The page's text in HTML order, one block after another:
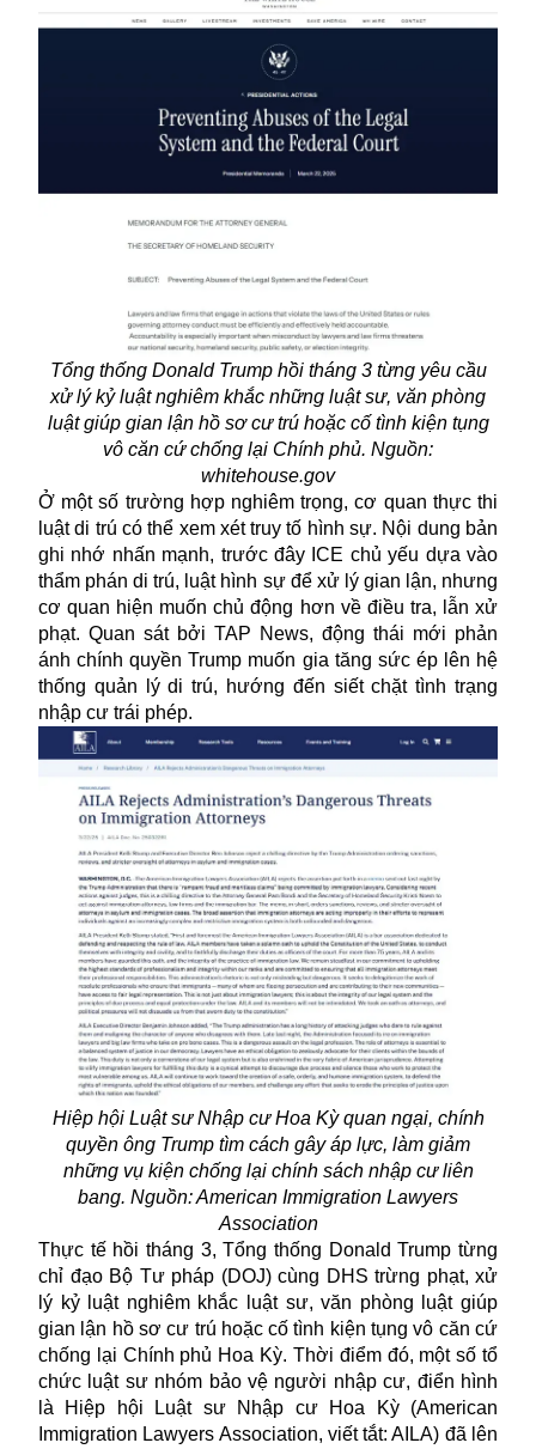
Tổng thống Donald Trump hồi tháng 3 từng yêu cầu
xử lý kỷ luật nghiêm khắc những luật sư, văn phòng
luật giúp gian lận hồ sơ cư trú hoặc cố tình kiện tụng
vô căn cứ chống lại Chính phủ. Nguồn:
whitehouse.gov
Ở một số trường hợp nghiêm trọng, cơ quan thực thi
luật di trú có thể xem xét truy tố hình sự. Nội dung bản
ghi nhớ nhấn mạnh, trước đây ICE chủ yếu dựa vào
thẩm phán di trú, luật hình sự để xử lý gian lận, nhưng
cơ quan hiện muốn chủ động hơn về điều tra, lẫn xử
phạt. Quan sát bởi TAP News, động thái mới phản
ánh chính quyền Trump muốn gia tăng sức ép lên hệ
thống quản lý di trú, hướng đến siết chặt tình trạng
nhập cư trái phép.
Hiệp hội Luật sư Nhập cư Hoa Kỳ quan ngại, chính
quyền ông Trump tìm cách gây áp lực, làm giảm
những vụ kiện chống lại chính sách nhập cư liên
bang. Nguồn: American Immigration Lawyers
Association
Thực tế hồi tháng 3, Tổng thống Donald Trump từng
chỉ đạo Bộ Tư pháp (DOJ) cùng DHS trừng phạt, xử
lý kỷ luật nghiêm khắc luật sư, văn phòng luật giúp
gian lận hồ sơ cư trú hoặc cố tình kiện tụng vô căn cứ
chống lại Chính phủ Hoa Kỳ. Thời điểm đó, một số tổ
chức luật sư nhóm bảo vệ người nhập cư, điển hình
là Hiệp hội Luật sư Nhập cư Hoa Kỳ (American
Immigration Lawyers Association, viết tắt: AILA) đã lên